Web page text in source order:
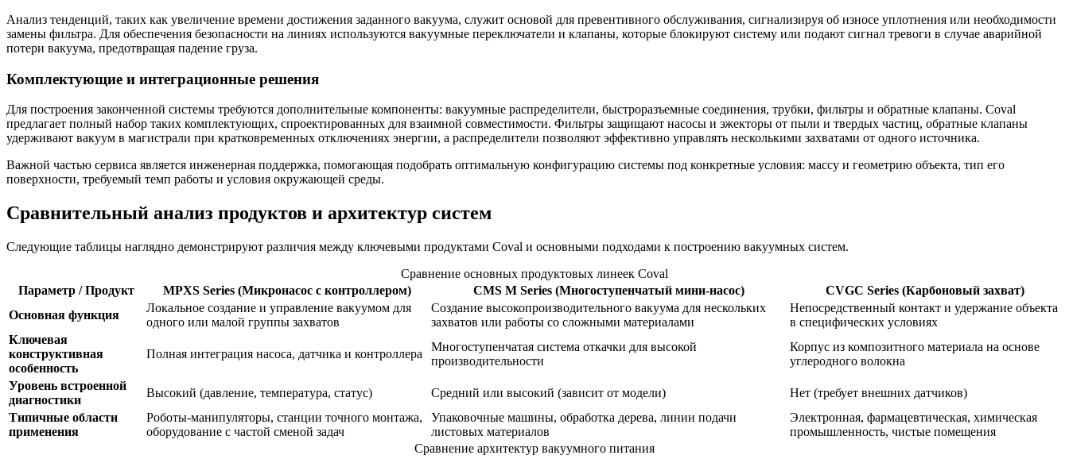
Анализ тенденций, таких как увеличение времени достижения заданного вакуума, служит основой для превентивного обслуживания, сигнализируя об износе уплотнения или необходимости
замены фильтра. Для обеспечения безопасности на линиях используются вакуумные переключатели и клапаны, которые блокируют систему или подают сигнал тревоги в случае аварийной
потери вакуума, предотвращая падение груза.
Комплектующие и интеграционные решения
Для построения законченной системы требуются дополнительные компоненты: вакуумные распределители, быстроразъемные соединения, трубки, фильтры и обратные клапаны. Coval
предлагает полный набор таких комплектующих, спроектированных для взаимной совместимости. Фильтры защищают насосы и эжекторы от пыли и твердых частиц, обратные клапаны
удерживают вакуум в магистрали при кратковременных отключениях энергии, а распределители позволяют эффективно управлять несколькими захватами от одного источника.
Важной частью сервиса является инженерная поддержка, помогающая подобрать оптимальную конфигурацию системы под конкретные условия: массу и геометрию объекта, тип его
поверхности, требуемый темп работы и условия окружающей среды.
Сравнительный анализ продуктов и архитектур систем
Следующие таблицы наглядно демонстрируют различия между ключевыми продуктами Coval и основными подходами к построению вакуумных систем.
Сравнение основных продуктовых линеек Coval
Параметр / Продукт
MPXS Series (Микронасос с контроллером) CMS M Series (Многоступенчатый мини-насос)
CVGC Series (Карбоновый захват)
Основная функция
Локальное создание и управление вакуумом для
одного или малой группы захватов
Создание высокопроизводительного вакуума для нескольких
захватов или работы со сложными материалами
Непосредственный контакт и удержание объекта
в специфических условиях
Ключевая
конструктивная
особенность
Полная интеграция насоса, датчика и контроллера
Многоступенчатая система откачки для высокой
производительности
Корпус из композитного материала на основе
углеродного волокна
Уровень встроенной
диагностики
Высокий (давление, температура, статус) Средний или высокий (зависит от модели)
Нет (требует внешних датчиков)
Типичные области
применения
Роботы-манипуляторы, станции точного монтажа,
оборудование с частой сменой задач
Упаковочные машины, обработка дерева, линии подачи
листовых материалов
Электронная, фармацевтическая, химическая
промышленность, чистые помещения
Сравнение архитектур вакуумного питания